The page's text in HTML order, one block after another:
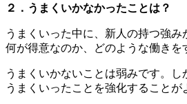
２．うまくいかなかったことは？
うまくいった中に、新人の持つ強み
何が得意なのか、どのような働きを
うまくいかないことは弱みです。し
うまくいったことを強化することが